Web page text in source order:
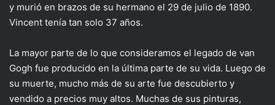
y murió en brazos de su hermano el 29 de julio de 1890.
Vincent tenía tan solo 37 años.
La mayor parte de lo que consideramos el legado de van
Gogh fue producido en la última parte de su vida. Luego de
su muerte, mucho más de su arte fue descubierto y
vendido a precios muy altos. Muchas de sus pinturas,